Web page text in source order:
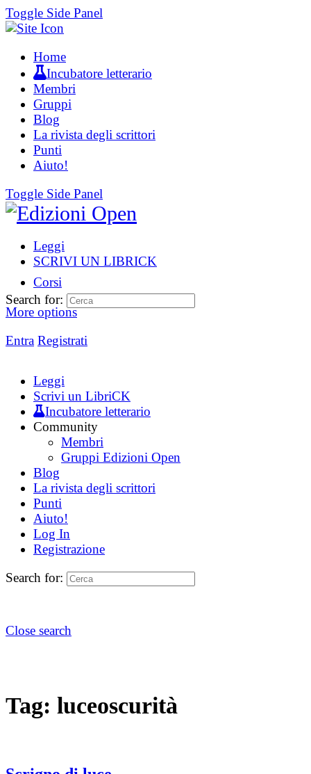
Toggle Side Panel
Home
Incubatore letterario
Membri
Gruppi
Blog
La rivista degli scrittori
Punti
Aiuto!
Toggle Side Panel
Leggi
SCRIVI UN LIBRICK
Corsi
More options
Entra Registrati
Search for:
Leggi
Scrivi un LibriCK
Incubatore letterario
Community
Membri
Gruppi Edizioni Open
Blog
La rivista degli scrittori
Punti
Aiuto!
Log In
Registrazione
Search for:
Close search
Tag: luceoscurità